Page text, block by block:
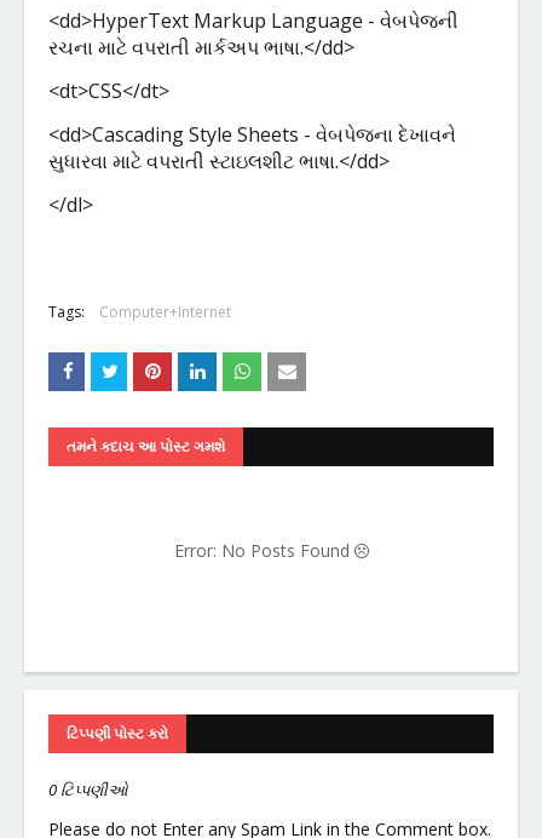
<dd>HyperText Markup Language - વેબપેજની
રચનામાટેવપરાતી માર્કઅપભાષા.</dd>
<dt>CSS</dt>
<dd>Cascading Style Sheets - વેબપેજનાદેખાવને
સુધારવામાટેવપરાતી સ્ટાઇલશીટભાષા.</dd>
</dl>
Tags: Computer+Internet
તમને કદાચ આ પોસ્ટ ગમશે
Error: No Posts Found
ટિપ્પણી પોસ્ટ કરો
0 ટિપ્પણીઓ
Please do not Enter any Spam Link in the Comment box.